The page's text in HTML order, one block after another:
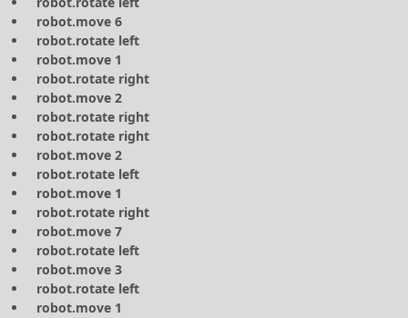
robot.move 6
robot.rotate left
robot.move 1
robot.rotate right
robot.move 2
robot.rotate right
robot.rotate right
robot.move 2
robot.rotate left
robot.move 1
robot.rotate right
robot.move 7
robot.rotate left
robot.move 3
robot.rotate left
robot.move 1